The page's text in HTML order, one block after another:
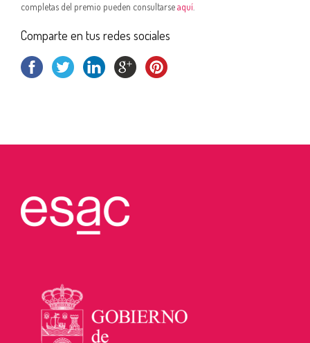
completas del premio pueden consultarseaquí
Comparte en tus redes sociales